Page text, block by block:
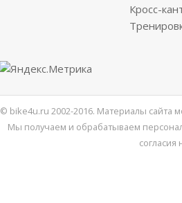
Кросс-
© bike4u.ru 2002-2016. Материалы сайта
Мы получаем и обрабатываем